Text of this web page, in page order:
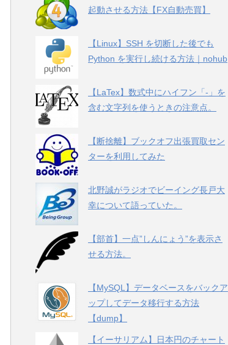
起動させる方法【FX自動売買】
【Linux】SSH を切断した後でも
Python を実行し続ける方法｜nohub
【LaTex】数式中にハイフン「-」を
含む文字列を使うときの注意点。
【断捨離】ブックオフ出張買取セン
ターを利用してみた
北野誠がラジオでビーイング長戸大
幸について語っていた。
【部首】一点”しんにょう”を表示さ
せる方法。
【MySQL】データベースをバックア
ップしてデータ移行する方法
【dump】
【イーサリアム】日本円のチャート